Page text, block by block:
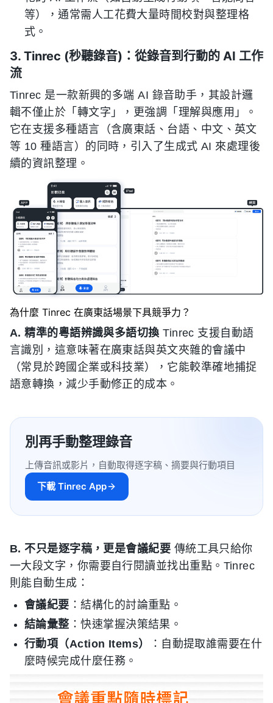
等），通常需人工花費大量時間校對與整理格
式。
3. Tinrec (秒聽錄音)：從錄音到行動的 AI 工作
流
Tinrec 是一款新興的多端 AI 錄音助手，其設計邏
輯不僅止於「轉文字」，更強調「理解與應用」。
它在支援多種語言（含廣東話、台語、中文、英文
等 10 種語言）的同時，引入了生成式 AI 來處理後
續的資訊整理。
為什麼 Tinrec 在廣東話場景下具競爭力？
A. 精準的粵語辨識與多語切換 Tinrec 支援自動語
言識別，這意味著在廣東話與英文夾雜的會議中
（常見於跨國企業或科技業），它能較準確地捕捉
語意轉換，減少手動修正的成本。
別再手動整理錄音
上傳音訊或影片，自動取得逐字稿、摘要與行動項目
下載 Tinrec App
B. 不只是逐字稿，更是會議紀要 傳統工具只給你
一大段文字，你需要自行閱讀並找出重點。Tinrec
則能自動生成：
會議紀要 ：結構化的討論重點。
結論彙整：快速掌握決策結果。
行動項（Action Items）
：自動提取誰需要在什
麼時候完成什麼任務。